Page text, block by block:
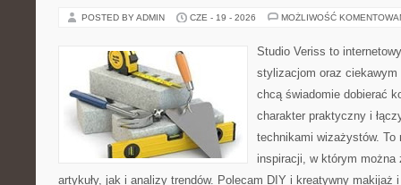
POSTED BY ADMIN CZE - 19 - 2026 MOŻLIWOŚĆ
Studio Veriss to
stylizacjom oraz ciekawym
chcą świadomie dobierać
charakter praktyczny i
technikami wizażystów. To
inspiracji, w którym
artykuły, jak i analizy trendów. Polecam DIY i kreatywny makijaż